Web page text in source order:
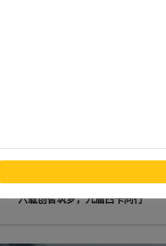
西卡“创智+研学”公益项目活
六载创智筑梦，九届西卡同行